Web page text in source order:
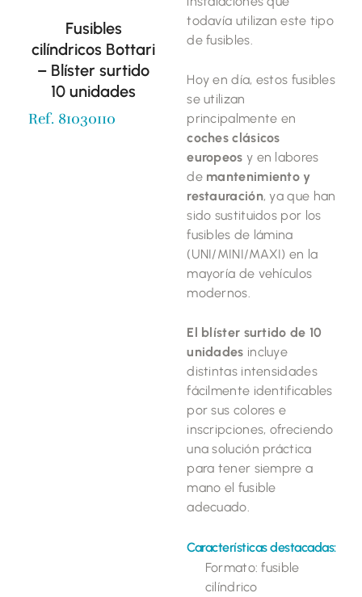
Fusibles
cilíndricos Bottari
– Blíster surtido
10 unidades
Ref. 81030110
todavía utilizan este tipo
de fusibles.
Hoy en día, estos fusibles
se utilizan
principalmente en
coches clásicos
europeos y en labores
de mantenimiento y
restauración, ya que han
sido sustituidos por los
fusibles de lámina
(UNI/MINI/MAXI) en la
mayoría de vehículos
modernos.
El blíster surtido de 10
unidades incluye
distintas intensidades
fácilmente identificables
por sus colores e
inscripciones, ofreciendo
una solución práctica
para tener siempre a
mano el fusible
adecuado.
Características destacadas:
Formato: fusible
cilíndrico